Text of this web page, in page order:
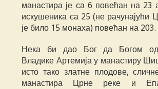
манастира је са 6 повећан на 23
искушеника са 25 (не рачунајући
је било 15 монаха) повећан на 203.
Нека би дао Бог да Богом
Владике Артемија у манастиру
исто тако златне плодове,
манастира Црне реке и